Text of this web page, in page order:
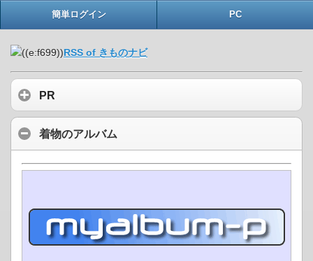
簡単ログイン PC
RSS of きものナビ
PR
着物のアルバム